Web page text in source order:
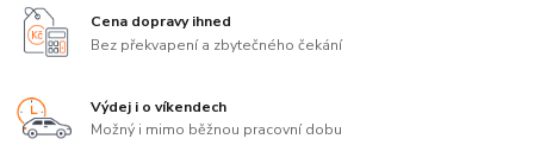
Cena dopravy ihned
Bez překvapení a zbytečného čekání
Výdej i o víkendech
Možný i mimo běžnou pracovní dobu